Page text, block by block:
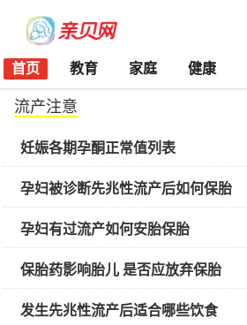
首页 教育 家庭 健康
流产注意
妊娠各期孕酮正常值列表
孕妇被诊断先兆性流产后如何保胎
孕妇有过流产如何安胎保胎
保胎药影响胎儿 是否应放弃保胎
发生先兆性流产后适合哪些饮食